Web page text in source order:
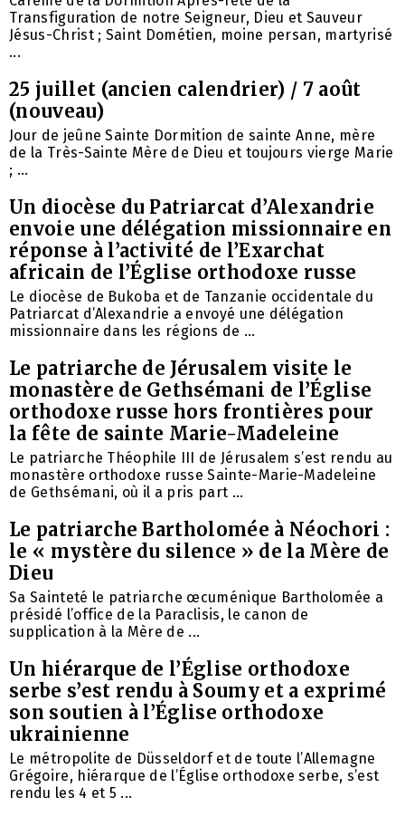
Transfiguration de notre Seigneur, Dieu et Sauveur
Jésus-Christ ; Saint Dométien, moine persan, martyrisé
...
25 juillet (ancien calendrier) / 7 août
(nouveau)
Jour de jeûne Sainte Dormition de sainte Anne, mère
de la Très-Sainte Mère de Dieu et toujours vierge Marie
; ...
Un diocèse du Patriarcat d’Alexandrie
envoie une délégation missionnaire en
réponse à l’activité de l’Exarchat
africain de l’Église orthodoxe russe
Le diocèse de Bukoba et de Tanzanie occidentale du
Patriarcat d’Alexandrie a envoyé une délégation
missionnaire dans les régions de ...
Le patriarche de Jérusalem visite le
monastère de Gethsémani de l’Église
orthodoxe russe hors frontières pour
la fête de sainte Marie-Madeleine
Le patriarche Théophile III de Jérusalem s’est rendu au
monastère orthodoxe russe Sainte-Marie-Madeleine
de Gethsémani, où il a pris part ...
Le patriarche Bartholomée à Néochori :
le « mystère du silence » de la Mère de
Dieu
Sa Sainteté le patriarche œcuménique Bartholomée a
présidé l’office de la Paraclisis, le canon de
supplication à la Mère de ...
Un hiérarque de l’Église orthodoxe
serbe s’est rendu à Soumy et a exprimé
son soutien à l’Église orthodoxe
ukrainienne
Le métropolite de Düsseldorf et de toute l’Allemagne
Grégoire, hiérarque de l’Église orthodoxe serbe, s’est
rendu les 4 et 5 ...